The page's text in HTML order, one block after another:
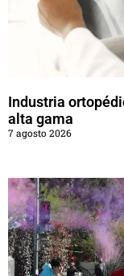
Industria
alta gama
7 agosto 2026